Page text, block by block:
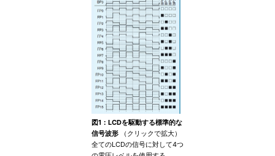
図1：LCDを駆動する標準的な
信号波形 （クリックで拡大）
全てのLCDの信号に対して4つ